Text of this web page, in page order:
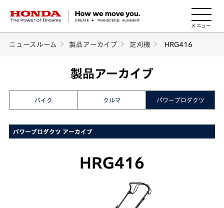
HONDA The Power of Dreams
ニュースルーム 製品アーカイブ 芝刈機 HRG416
製品アーカイブ
バイク クルマ パワープロダクツ
パワープロダクツ アーカイブ
HRG416